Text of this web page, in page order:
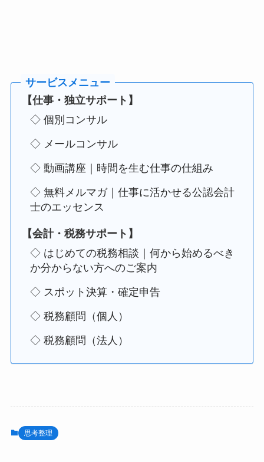
【仕事・独立サポート】
◇ 個別コンサル
◇ メールコンサル
◇ 動画講座｜時間を生む仕事の仕組み
◇ 無料メルマガ｜仕事に活かせる公認会計
士のエッセンス
【会計・税務サポート】
◇ はじめての税務相談｜何から始めるべき
か分からない方へのご案内
◇ スポット決算・確定申告
◇ 税務顧問（個人）
◇ 税務顧問（法人）
思考整理